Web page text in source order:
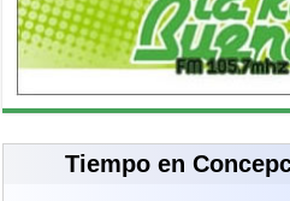
Tiempo en